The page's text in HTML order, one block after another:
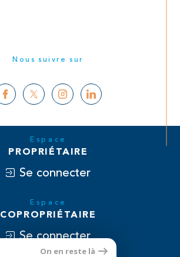
Nous suivre sur
Espace
PROPRIÉTAIRE
Se connecter
Espace
COPROPRIÉTAIRE
Se connecter
On en reste là